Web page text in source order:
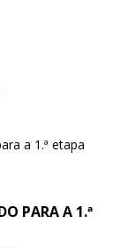
PARA A 1.ª